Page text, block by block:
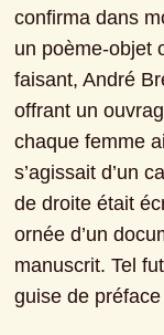
confirma dans
un poème-objet
faisant, André
offrant un
chaque femme
s’agissait d’un
de droite était
ornée d’un
manuscrit. Tel
guise de préface